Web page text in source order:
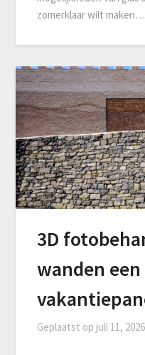
zomerklaar wilt
3D
wanden
Geplaatst op juli 11, 2026